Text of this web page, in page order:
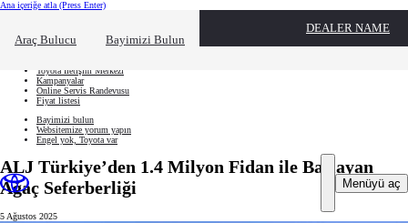
Ana içeriğe atla (Press Enter)
Araç Bulucu Bayimizi Bulun
DEALER NAME
Ne aramıştınız? Hızlı erişim alanını kapatmak için tıklayın
Toyota İletişim Merkezi
Kampanyalar
Online Servis Randevusu
Fiyat listesi
Bayimizi bulun
Websitemize yorum yapın
Engel yok, Toyota var
Menüyü aç
ALJ Türkiye’den 1.4 Milyon Fidan ile Başlayan
Ağaç Seferberliği
5 Ağustos 2025